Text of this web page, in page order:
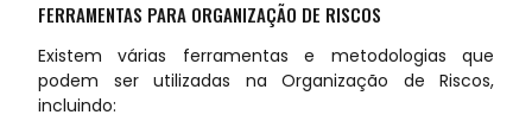
FERRAMENTAS PARA ORGANIZAÇÃO DE RISCOS
Existem várias ferramentas e metodologias que
podem ser utilizadas na Organização de Riscos,
incluindo: